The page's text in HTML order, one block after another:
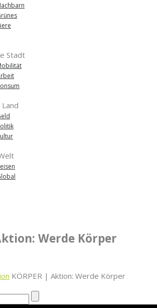
Stadt
Land
Werde Körper
KÖRPER | Aktion: Werde Körper